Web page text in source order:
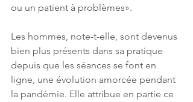
ou un patient à problèmes».
Les hommes, note-t-elle, sont devenus
bien plus présents dans sa pratique
depuis que les séances se font en
ligne, une évolution amorcée pendant
la pandémie. Elle attribue en partie ce